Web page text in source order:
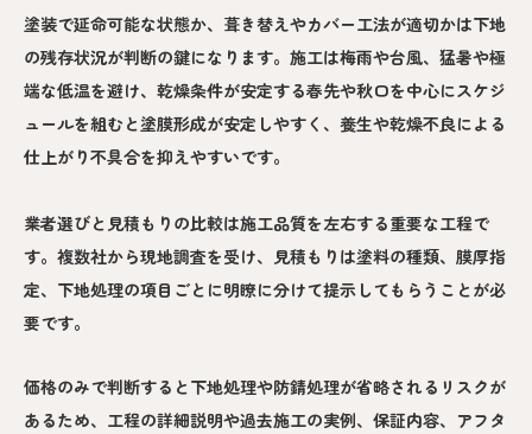
塗装で延命可能な状態か、葺き替えやカバー工法が適切かは下地
の残存状況が判断の鍵になります。施工は梅雨や台風、猛暑や極
端な低温を避け、乾燥条件が安定する春先や秋口を中心にスケジ
ュールを組むと塗膜形成が安定しやすく、養生や乾燥不良による
仕上がり不具合を抑えやすいです。
業者選びと見積もりの比較は施工品質を左右する重要な工程で
す。複数社から現地調査を受け、見積もりは塗料の種類、膜厚指
定、下地処理の項目ごとに明瞭に分けて提示してもらうことが必
要です。
価格のみで判断すると下地処理や防錆処理が省略されるリスクが
あるため、工程の詳細説明や過去施工の実例、保証内容、アフタ